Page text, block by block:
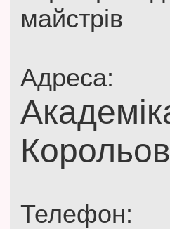
майстрів
Адреса:
Телефон: